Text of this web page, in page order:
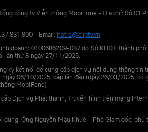
công ty Viễn thông MobiFone - Địa chỉ: Số 01
- Email: hotro@cliptv.vn
doanh: 0100686209-087 do Sở KHĐT thành phố
lần thứ 8 ngày 27/11/2025.
ký kết nối để cung cấp dịch vụ nội dung thông tin
06/10/2025, cấp lần đầu ngày 26/03/2025, có
MobiFone)
Dịch vụ Phát thanh, Truyền hình trên mạng
dung: Ông Nguyễn Mậu Khuê - Phó Giám đốc, phụ